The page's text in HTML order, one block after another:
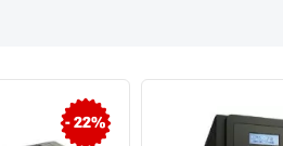
- 22%